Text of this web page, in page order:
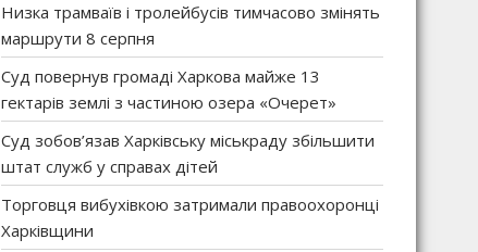
Низка трамваїв і тролейбусів тимчасово змінять
маршрути 8 серпня
Суд повернув громаді Харкова майже 13
гектарів землі з частиною озера «Очерет»
Суд зобов’язав Харківську міськраду збільшити
штат служб у справах дітей
Торговця вибухівкою затримали правоохоронці
Харківщини